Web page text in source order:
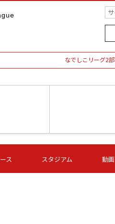
なでしこリーグ2部
いちご
-
第16節 09/06 (日) 15:00
-
ス スタジアム 動画